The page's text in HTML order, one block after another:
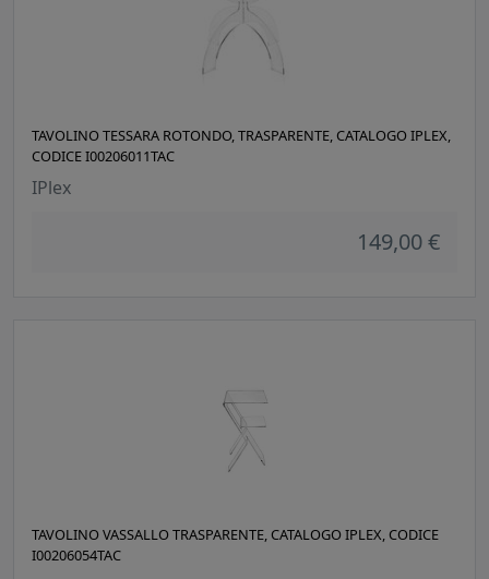
TAVOLINO TESSARA ROTONDO, TRASPARENTE, CATALOGO IPLEX,
CODICE I00206011TAC
IPlex
149,00 €
TAVOLINO VASSALLO TRASPARENTE, CATALOGO IPLEX, CODICE
I00206054TAC